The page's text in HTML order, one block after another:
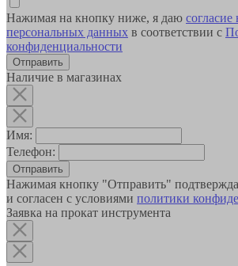
Нажимая на кнопку ниже, я даю согласие
персональных данных в соответствии с
конфиденциальности
Наличие в магазинах
Имя:
Телефон:
Отправить
Нажимая кнопку "Отправить"
и согласен с условиями политики
Заявка на прокат инструмента